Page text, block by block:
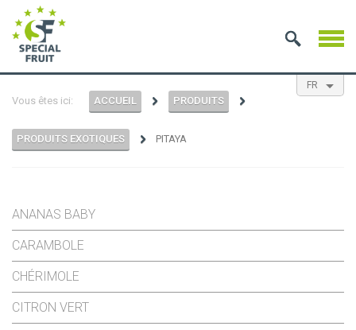
FR
Vous êtes ici: ACCUEIL PRODUITS
PRODUITS EXOTIQUES PITAYA
ANANAS BABY
CARAMBOLE
CHÉRIMOLE
CITRON VERT